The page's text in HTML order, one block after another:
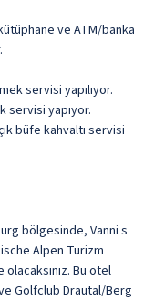
ve ATM/banka
servisi yapılıyor.
servisi yapıyor.
büfe kahvaltı servisi
bölgesinde, Vanni s
Alpen Turizm
Bu otel
Golfclub Drautal/Berg